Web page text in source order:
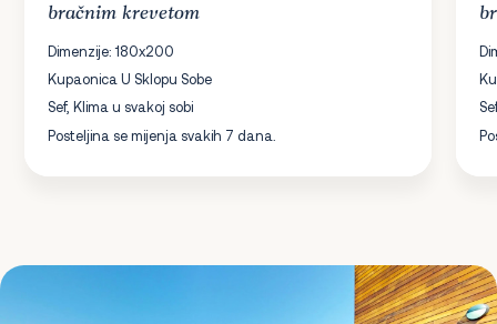
bračnim krevetom
Dimenzije: 180x200
Kupaonica U Sklopu Sobe
Sef, Klima u svakoj sobi
Posteljina se mijenja svakih 7 dana.